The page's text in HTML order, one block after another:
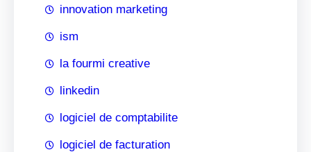
innovation marketing
ism
la fourmi creative
linkedin
logiciel de comptabilite
logiciel de facturation